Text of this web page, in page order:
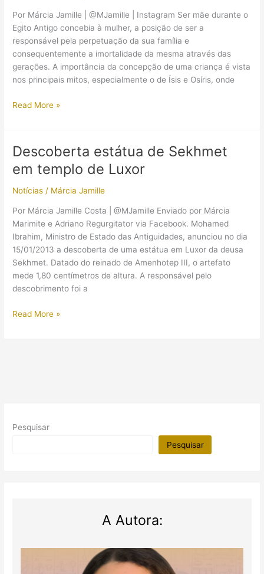
Antigo
+
Vídeo
Por Márcia Jamille | @MJamille | Instagram Ser mãe durante o
Egito Antigo concebia à mulher, a posição de ser a
responsável pela perpetuação da sua família e
consequentemente a imortalidade da mesma através das
gerações. A importância da concepção de uma criança é vista
nos principais mitos, especialmente o de Ísis e Osíris, onde
Ser
Antigo
Read More »
Descoberta estátua de Sekhmet
em templo de Luxor
Notícias / Márcia Jamille
Por Márcia Jamille Costa | @MJamille Enviado por Márcia
Marimite e Adriano Regurgitator via Facebook. Mohamed
Ibrahim, Ministro de Estado das Antiguidades, anunciou no dia
15/01/2013 a descoberta de uma estátua em Luxor da deusa
Sekhmet. Datado do reinado de Amenhotep III, o artefato
mede 1,80 centímetros de altura. A responsável pelo
descobrimento foi a
Descoberta
Read More »
Pesquisar
Pesquisar
A Autora: